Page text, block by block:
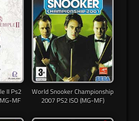
II Ps2
MF
World Snooker Championship
2007 PS2 ISO (MG-MF)